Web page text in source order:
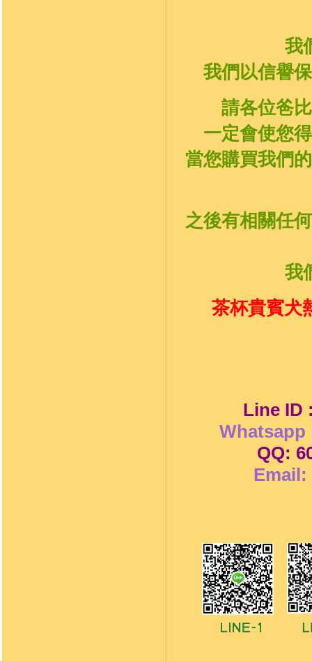
我
我們以信譽
請各位爸
一定會使您
當您購買我們
之後有相關任
我
茶杯貴賓犬
Line ID
Whatsapp
QQ:
Email: